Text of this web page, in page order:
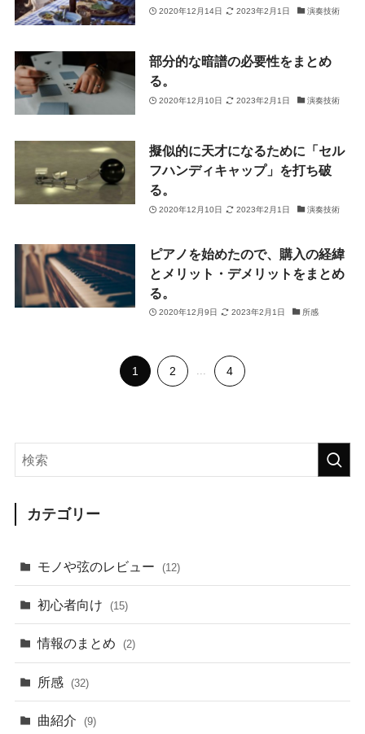
2020年12月14日 2023年2月1日 演奏技術
部分的な暗譜の必要性をまとめ
る。
2020年12月10日 2023年2月1日 演奏技術
擬似的に天才になるために「セル
フハンディキャップ」を打ち破
る。
2020年12月10日 2023年2月1日 演奏技術
ピアノを始めたので、購入の経緯
とメリット・デメリットをまとめ
る。
2020年12月9日 2023年2月1日 所感
1 2 ... 4
カテゴリー
モノや弦のレビュー (12)
初心者向け (15)
情報のまとめ (2)
所感 (32)
曲紹介 (9)